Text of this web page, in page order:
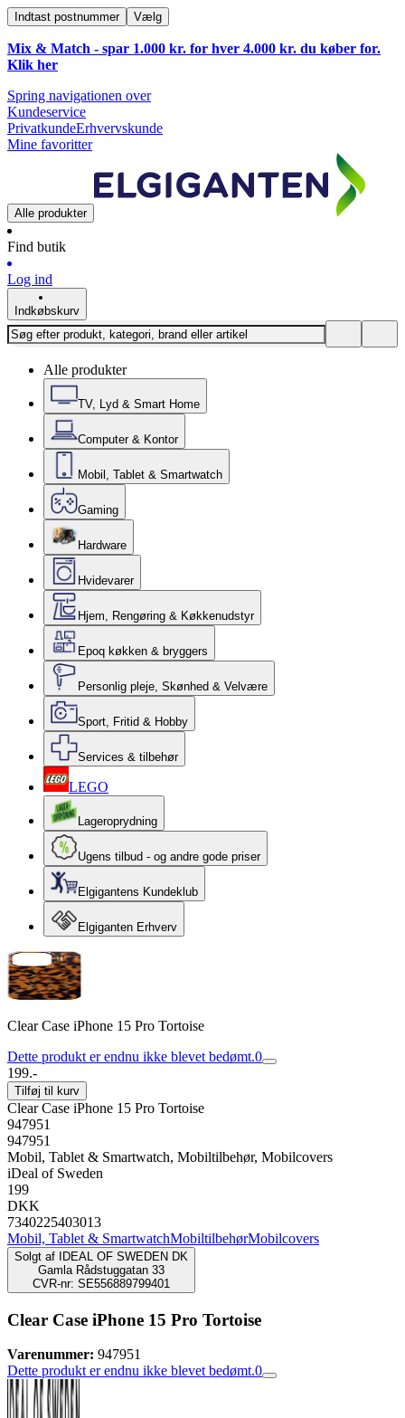
Indtast postnummer Vælg
Mix & Match - spar 1.000 kr. for hver 4.000 kr. du køber for.
Klik her
Spring navigationen over
Kundeservice
PrivatkundeErhvervskunde
Mine favoritter
Alle produkter
Find butik
Log ind
Indkøbskurv
Alle produkter
TV, Lyd & Smart Home
Computer & Kontor
Mobil, Tablet & Smartwatch
Gaming
Hardware
Hvidevarer
Hjem, Rengøring & Køkkenudstyr
Epoq køkken & bryggers
Personlig pleje, Skønhed & Velvære
Sport, Fritid & Hobby
Services & tilbehør
LEGO
Lageroprydning
Ugens tilbud - og andre gode priser
Elgigantens Kundeklub
Elgiganten Erhverv
Clear Case iPhone 15 Pro Tortoise
Dette produkt er endnu ikke blevet bedømt.0
199.-
Tilføj til kurv
Clear Case iPhone 15 Pro Tortoise
947951
947951
Mobil, Tablet & Smartwatch, Mobiltilbehør, Mobilcovers
iDeal of Sweden
199
DKK
7340225403013
Mobil, Tablet & SmartwatchMobiltilbehørMobilcovers
Solgt af
IDEAL OF SWEDEN DK
Gamla Rådstuggatan 33
CVR-nr: SE556889799401
Clear Case iPhone 15 Pro Tortoise
Varenummer: 947951
Dette produkt er endnu ikke blevet bedømt.0